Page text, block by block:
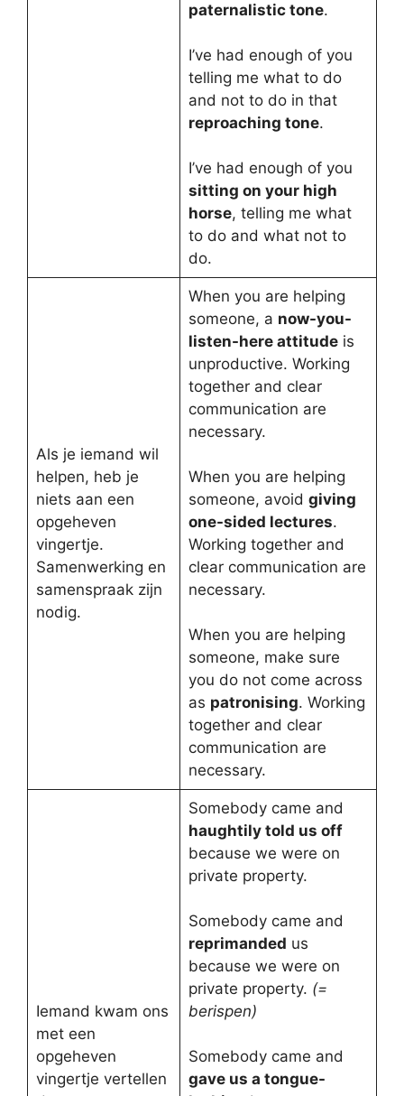
paternalistic tone.
I’ve had enough of you
telling me what to do
and not to do in that
reproaching tone.
I’ve had enough of you
sitting on your high
horse, telling me what
to do and what not to
do.
Als je iemand wil
helpen, heb je
niets aan een
opgeheven
vingertje.
Samenwerking en
samenspraak zijn
nodig.
When you are helping
someone, a now-you-
listen-here attitudeis
unproductive. Working
together and clear
communication are
necessary.
When you are helping
someone, avoid giving
one-sided lectures.
Working together and
clear communication are
necessary.
When you are helping
someone, make sure
you do not come across
as patronising. Working
together and clear
communication are
necessary.
Iemand kwam ons
met een
opgeheven
vingertje vertellen
Somebody came and
haughtily told us off
because we were on
private property.
Somebody came and
reprimanded us
because we were on
private property. (=
berispen)
Somebody came and
gave us a tongue-